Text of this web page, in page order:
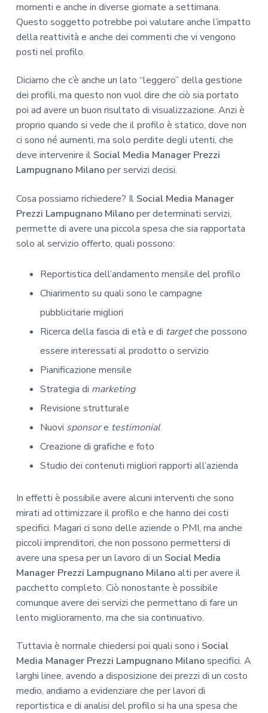
momenti e anche in diverse giornate a settimana.
Questo soggetto potrebbe poi valutare anche l’impatto
della reattività e anche dei commenti che vi vengono
posti nel profilo.
Diciamo che c’è anche un lato “leggero” della gestione
dei profili, ma questo non vuol dire che ciò sia portato
poi ad avere un buon risultato di visualizzazione. Anzi è
proprio quando si vede che il profilo è statico, dove non
ci sono né aumenti, ma solo perdite degli utenti, che
deve intervenire ilSocial Media Manager Prezzi
Lampugnano Milanoper servizi decisi.
Cosa possiamo richiedere? Il Social Media Manager
Prezzi Lampugnano Milanoper determinati servizi,
permette di avere una piccola spesa che sia rapportata
solo al servizio offerto, quali possono:
Reportistica dell’andamento mensile del profilo
Chiarimento su quali sono le campagne
pubblicitarie migliori
Ricerca della fascia di età e di targetche possono
essere interessati al prodotto o servizio
Pianificazione mensile
Strategia di marketing
Revisione strutturale
Nuovi sponsore testimonial
Creazione di grafiche e foto
Studio dei contenuti migliori rapporti all’azienda
In effetti è possibile avere alcuni interventi che sono
mirati ad ottimizzare il profilo e che hanno dei costi
specifici. Magari ci sono delle aziende o PMI, ma anche
piccoli imprenditori, che non possono permettersi di
avere una spesa per un lavoro di un Social Media
Manager Prezzi Lampugnano Milanoalti per avere il
pacchetto completo. Ciò nonostante è possibile
comunque avere dei servizi che permettano di fare un
lento miglioramento, ma che sia continuativo.
Tuttavia è normale chiedersi poi quali sono i Social
Media Manager Prezzi Lampugnano Milanospecifici. A
larghi linee, avendo a disposizione dei prezzi di un costo
medio, andiamo a evidenziare che per lavori di
reportistica e di analisi del profilo si ha una spesa che